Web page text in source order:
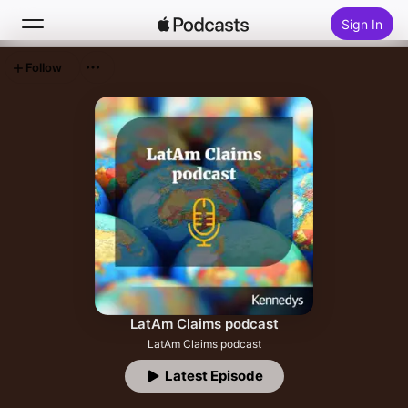
Sign In
Top Charts
LatAm Claims podcast
LatAm Claims podcast
Latest Episode
Follow